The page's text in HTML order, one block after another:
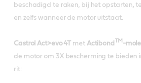
beschadigd te raken, bij het opstarten,
en zelfs wanneer de motor uitstaat.
Castrol Act>evo 4T met Actibond TM -
de motor om 3X bescherming te bieden
rit: